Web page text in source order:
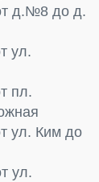
д.№8 до д.
ул.
пл.
ул. Ким до
ул.